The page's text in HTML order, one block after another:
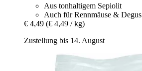
Aus tonhaltigem Sepiolit
Auch für Rennmäuse & Degus
€ 4,49 (€ 4,49 / kg)
Zustellung bis 14. August